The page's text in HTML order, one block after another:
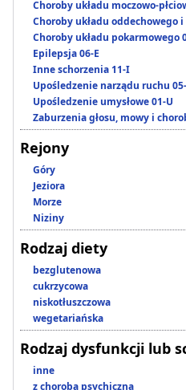
Choroby układu moczowo-
Choroby układu oddechowego i
Choroby układu pokarmowego
Epilepsja 06-E
Inne schorzenia 11-I
Upośledzenie narządu ruchu
Upośledzenie umysłowe 01-U
Zaburzenia głosu, mowy i
Rejony
Góry
Jeziora
Morze
Niziny
Rodzaj diety
bezglutenowa
cukrzycowa
niskotłuszczowa
wegetariańska
Rodzaj dysfunkcji lub
inne
z chorobą psychiczną